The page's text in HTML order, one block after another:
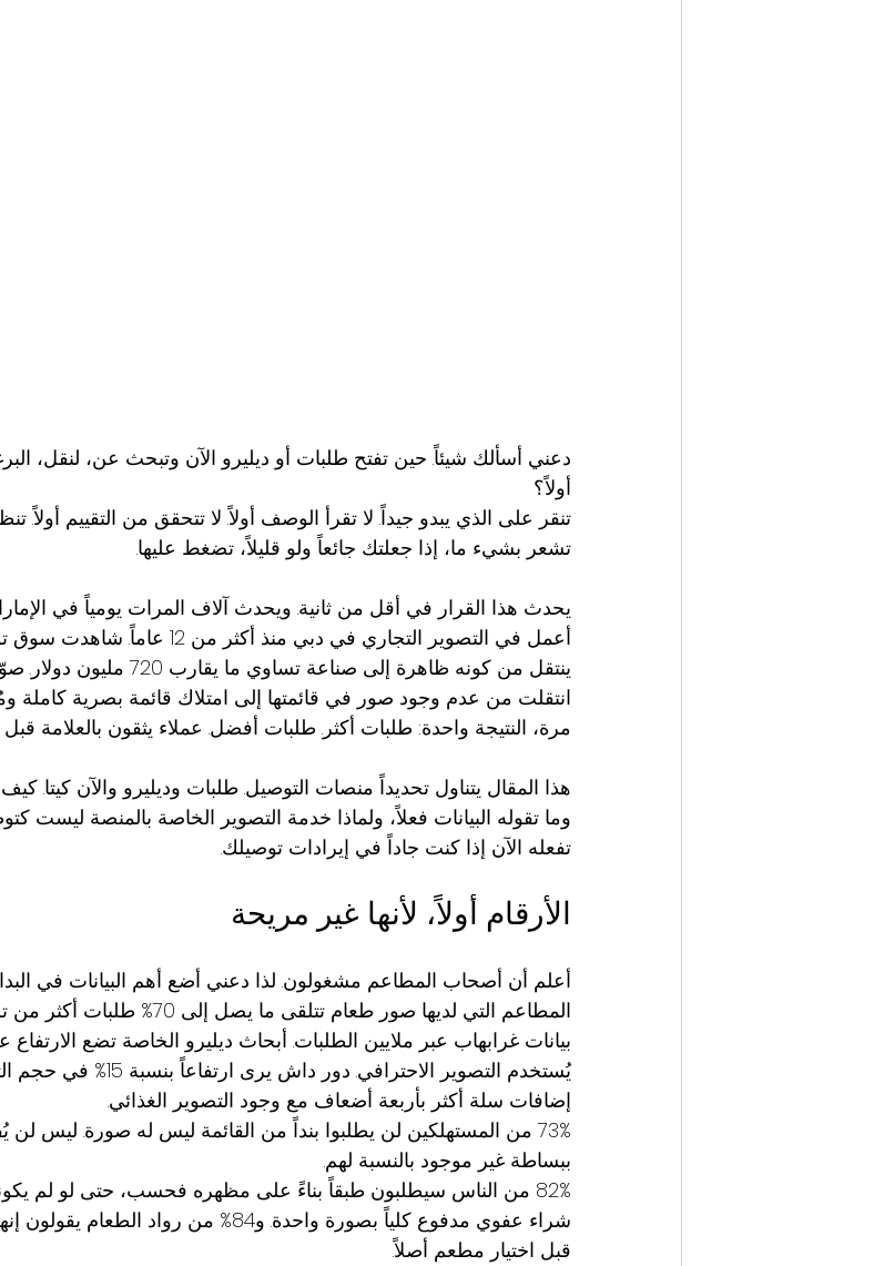
دعني أسألك شيئاً. حين تفتح طلبات أو ديليرو الآن وتبحث عن، لنقل،
أولاً؟
تنقر على الذي يبدو جيداً. لا تقرأ الوصف أولاً. لا تتحقق من التقييم أولاً.
تشعر بشيء ما، إذا جعلتك جائعاً ولو قليلاً، تضغط عليها.
يحدث هذا القرار في أقل من ثانية. ويحدث آلاف المرات يومياً في
أعمل في التصوير التجاري في دبي منذ
ينتقل من كونه ظاهرة إلى صناعة
انتقلت من عدم وجود صور في قائمتها إلى امتلاك قائمة بصرية كاملة
مرة، النتيجة واحدة: طلبات أكثر. طلبات أفضل. عملاء يثقون بالعلامة
هذا المقال يتناول تحديداً منصات التوصيل. طلبات وديليرو والآن كيتا.
وما تقوله البيانات فعلاً، ولماذا خدمة التصوير الخاصة بالمنصة
تفعله الآن إذا كنت جاداً في إيرادات توصيلك.
الأرقام أولاً، لأنها غير مريحة
أعلم أن أصحاب المطاعم مشغولون. لذا دعني أضع أهم البيانات في
المطاعم التي لديها صور طعام تتلقى
يُستخدم التصوير الاحترافي.
إضافات سلة أكثر بأربعة أضعاف مع وجود التصوير الغذائي.
73% من المستهلكين لن يطلبوا بنداً من القائمة ليس له صورة. ليس لن
ببساطة غير موجود بالنسبة لهم.
82% من الناس سيطلبون طبقاً بناءً على مظهره فحسب، حتى لو لم
شراء عفوي مدفوع كلياً بصورة واحدة. و84% من
قبل اختيار مطعم أصلاً.